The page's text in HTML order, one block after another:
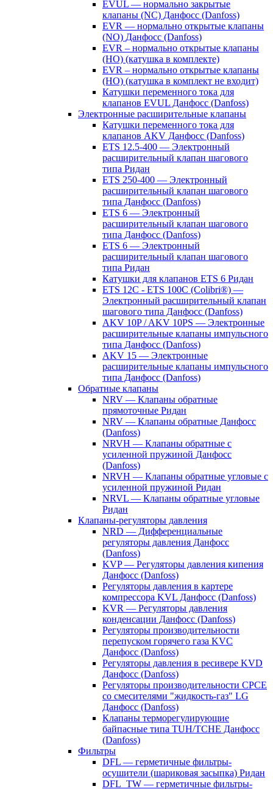
EVUL — нормально закрытые
клапаны (NC) Данфосс (Danfoss)
EVR — нормально открытые клапаны
(NO) Данфосс (Danfoss)
EVR – нормально открытые клапаны
(НО) (катушка в комплекте)
EVR – нормально открытые клапаны
(НО) (катушка в комплект не входит)
Катушки переменного тока для
клапанов EVUL Данфосс (Danfoss)
Электронные расширительные клапаны
Катушки переменного тока для
клапанов AKV Данфосс (Danfoss)
ETS 12.5-400 — Электронный
расширительный клапан шагового
типа Ридан
ETS 250-400 — Электронный
расширительный клапан шагового
типа Данфосс (Danfoss)
ETS 6 — Электронный
расширительный клапан шагового
типа Данфосс (Danfoss)
ETS 6 — Электронный
расширительный клапан шагового
типа Ридан
Катушки для клапанов ETS 6 Ридан
ETS 12C - ETS 100C (Colibri®) —
Электронный расширительный клапан
шагового типа Данфосс (Danfoss)
AKV 10P / AKV 10PS — Электронные
расширительные клапаны импульсного
типа Данфосс (Danfoss)
AKV 15 — Электронные
расширительные клапаны импульсного
типа Данфосс (Danfoss)
Обратные клапаны
NRV — Клапаны обратные
прямоточные Ридан
NRV — Клапаны обратные Данфосс
(Danfoss)
NRVH — Клапаны обратные с
усиленной пружиной Данфосс
(Danfoss)
NRVH — Клапаны обратные угловые с
усиленной пружиной Ридан
NRVL — Клапаны обратные угловые
Ридан
Клапаны-регуляторы давления
NRD — Дифференциальные
регуляторы давления Данфосс
(Danfoss)
KVP — Регуляторы давления кипения
Данфосс (Danfoss)
Регуляторы давления в картере
компрессора KVL Данфосс (Danfoss)
KVR — Регуляторы давления
конденсации Данфосс (Danfoss)
Регуляторы производительности
перепуском горячего газа KVC
Данфосс (Danfoss)
Регуляторы давления в ресивере KVD
Данфосс (Danfoss)
Регуляторы производительности CPCE
со смесителями "жидкость-газ" LG
Данфосс (Danfoss)
Клапаны терморегулирующие
байпасные типа TUH/TCHE Данфосс
(Danfoss)
Фильтры
DFL — герметичные фильтры-
осушители (шариковая засыпка) Ридан
DFL_TW — герметичные фильтры-